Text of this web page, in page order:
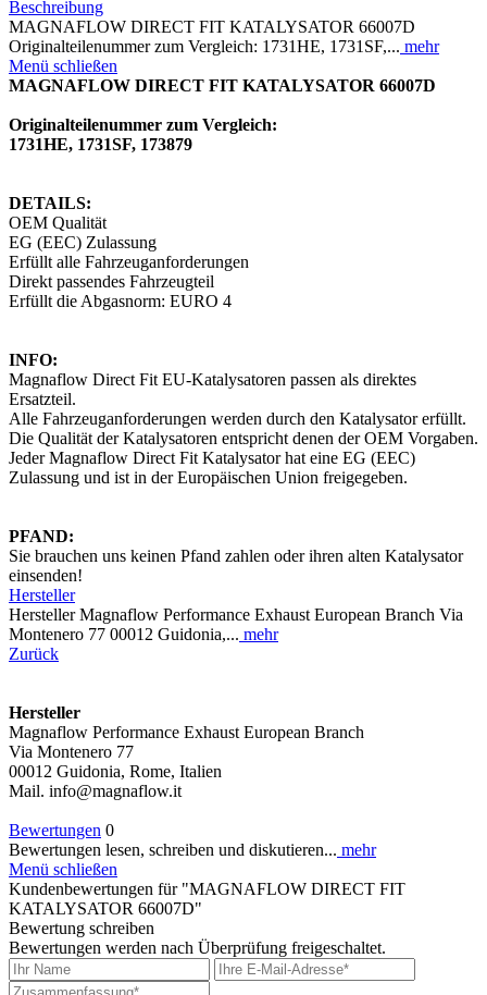
Beschreibung
MAGNAFLOW DIRECT FIT KATALYSATOR 66007D
Originalteilenummer zum Vergleich: 1731HE, 1731SF,... mehr
Menü schließen
MAGNAFLOW DIRECT FIT KATALYSATOR 66007D
Originalteilenummer zum Vergleich:
1731HE, 1731SF, 173879
DETAILS:
OEM Qualität
EG (EEC) Zulassung
Erfüllt alle Fahrzeuganforderungen
Direkt passendes Fahrzeugteil
Erfüllt die Abgasnorm: EURO 4
INFO:
Magnaflow Direct Fit EU-Katalysatoren passen als direktes
Ersatzteil.
Alle Fahrzeuganforderungen werden durch den Katalysator erfüllt.
Die Qualität der Katalysatoren entspricht denen der OEM Vorgaben.
Jeder Magnaflow Direct Fit Katalysator hat eine EG (EEC)
Zulassung und ist in der Europäischen Union freigegeben.
PFAND:
Sie brauchen uns keinen Pfand zahlen oder ihren alten Katalysator
einsenden!
Hersteller
Hersteller Magnaflow Performance Exhaust European Branch Via
Montenero 77 00012 Guidonia,... mehr
Zurück
Hersteller
Magnaflow Performance Exhaust European Branch
Via Montenero 77
00012 Guidonia, Rome, Italien
Mail. info@magnaflow.it
Bewertungen 0
Bewertungen lesen, schreiben und diskutieren... mehr
Menü schließen
Kundenbewertungen für "MAGNAFLOW DIRECT FIT
KATALYSATOR 66007D"
Bewertung schreiben
Bewertungen werden nach Überprüfung freigeschaltet.